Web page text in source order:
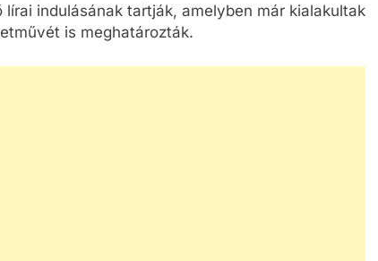
indulásának tartják, amelyben már kialakultak
is meghatározták.